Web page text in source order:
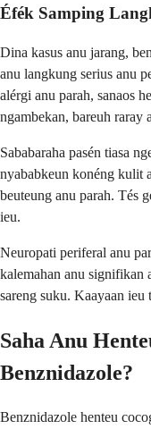
Éfék Samping
Dina kasus anu jarang,
anu langkung serius anu
alérgi anu parah, sanaos
ngambekan, bareuh raray
Sababaraha pasén tiasa
nyababkeun konéng kulit
beuteung anu parah. Tés
ieu.
Neuropati periferal anu
kalemahan anu signifikan
sareng suku. Kaayaan ieu
Saha Anu
Benznidazole?
Benznidazole henteu